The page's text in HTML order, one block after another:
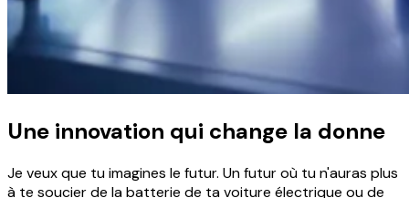
Une innovation qui change la donne
Je veux que tu imagines le futur. Un futur où tu n'auras plus
à te soucier de la batterie de ta voiture électrique ou de